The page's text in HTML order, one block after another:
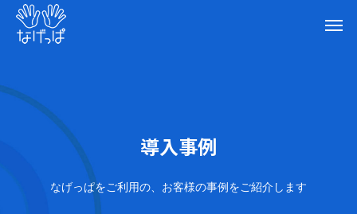
導入事例
なげっぱをご利用の、お客様の事例をご紹介します